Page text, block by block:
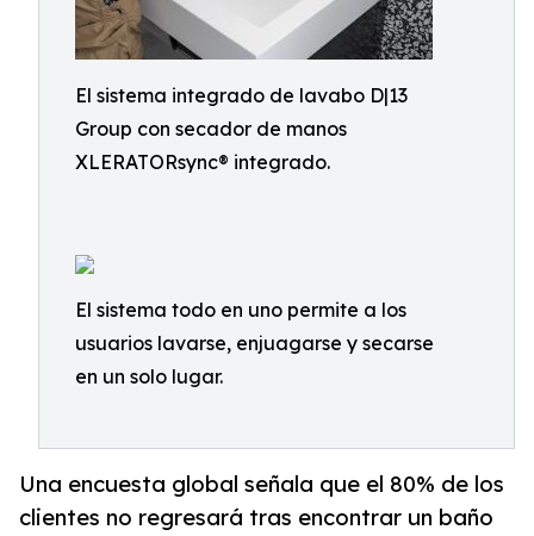
El sistema integrado de lavabo D|13
Group con secador de manos
XLERATORsync® integrado.
El sistema todo en uno permite a los
usuarios lavarse, enjuagarse y secarse
en un solo lugar.
Una encuesta global señala que el 80% de los
clientes no regresará tras encontrar un baño